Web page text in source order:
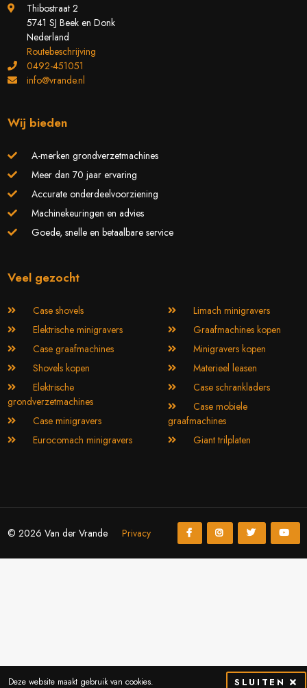
Thibostraat 2
5741 SJ Beek en Donk
Nederland
Routebeschrijving
0492-451051
info@vrande.nl
Wij bieden
A-merken grondverzetmachines
Meer dan 70 jaar ervaring
Accurate onderdeelvoorziening
Machinekeuringen en advies
Goede, snelle en betaalbare service
Veel gezocht
Case shovels
Elektrische minigravers
Case graafmachines
Shovels kopen
Elektrische
grondverzetmachines
Case minigravers
Eurocomach minigravers
Limach minigravers
Graafmachines kopen
Minigravers kopen
Materieel leasen
Case schrankladers
Case mobiele
graafmachines
Giant trilplaten
© 2026 Van der Vrande Privacy
Deze website maakt gebruik van cookies. SLUITEN